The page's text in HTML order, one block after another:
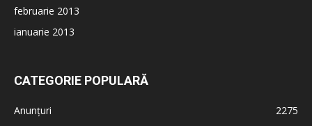
februarie 2013
ianuarie 2013
CATEGORIE POPULARĂ
Anunțuri
2275